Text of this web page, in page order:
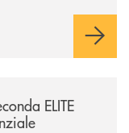
dell’operazione.
ELITE